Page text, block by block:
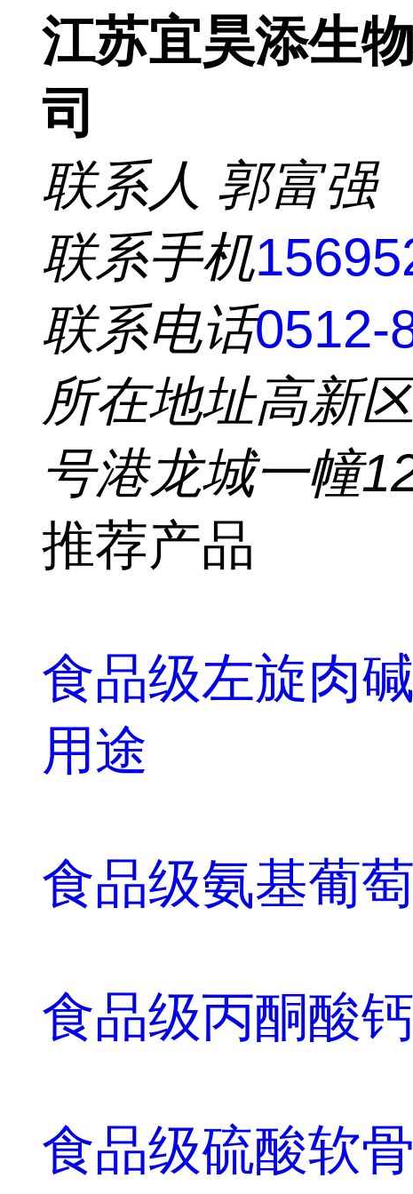
江苏宜昊添生
司
联系人 郭富强
联系手机
联系电话0512-
所在地址高新
号港龙城一幢
推荐产品
食品级左旋肉
用途
食品级氨基葡
食品级丙酮酸
食品级硫酸软